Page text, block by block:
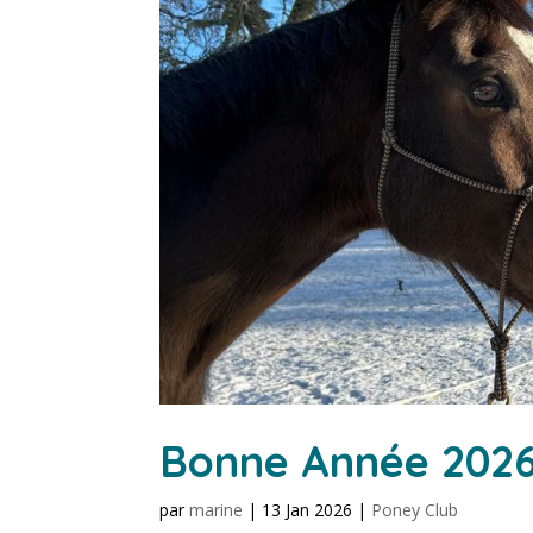
Bonne Année
parmarine | 13 Jan 2026 | Poney Club